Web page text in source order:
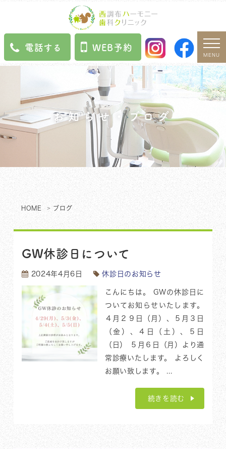
電話する WEB予約
MENU
お知らせ・ブログ
HOME ブログ
GW休診日について
2024年4月6日 休診日のお知らせ
こんにちは。 GWの休診日に
ついてお知らせいたします。
４月２９日（月）、５月３日
（金）、４日（土）、５日
（日） ５月６日（月）より通
常診療いたします。 よろしく
お願い致します。 ...
続きを読む